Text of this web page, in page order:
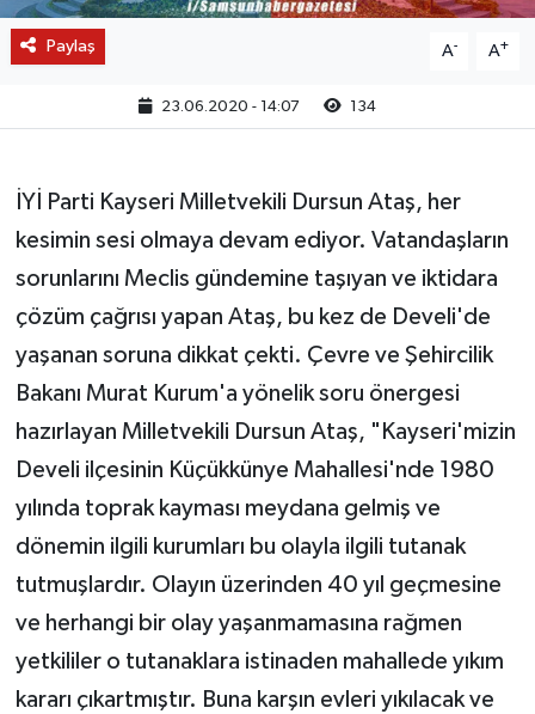
Paylaş A- A+
23.06.2020 - 14:07 134
İYİ Parti Kayseri Milletvekili Dursun Ataş, her
kesimin sesi olmaya devam ediyor. Vatandaşların
sorunlarını Meclis gündemine taşıyan ve iktidara
çözüm çağrısı yapan Ataş, bu kez de Develi'de
yaşanan soruna dikkat çekti. Çevre ve Şehircilik
Bakanı Murat Kurum'a yönelik soru önergesi
hazırlayan Milletvekili Dursun Ataş, "Kayseri'mizin
Develi ilçesinin Küçükkünye Mahallesi'nde 1980
yılında toprak kayması meydana gelmiş ve
dönemin ilgili kurumları bu olayla ilgili tutanak
tutmuşlardır. Olayın üzerinden 40 yıl geçmesine
ve herhangi bir olay yaşanmamasına rağmen
yetkililer o tutanaklara istinaden mahallede yıkım
kararı çıkartmıştır. Buna karşın evleri yıkılacak ve